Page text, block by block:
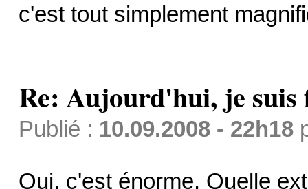
c'est tout simplement
Re: Aujourd'hui, je suis
Publié : 10.09.2008 - 22h18
Oui, c'est énorme. Quelle